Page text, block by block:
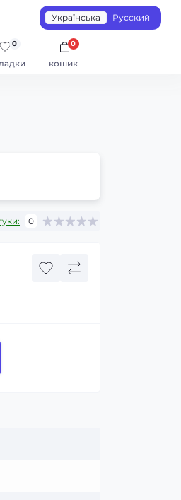
Українська Русский
0
кошик
0
0